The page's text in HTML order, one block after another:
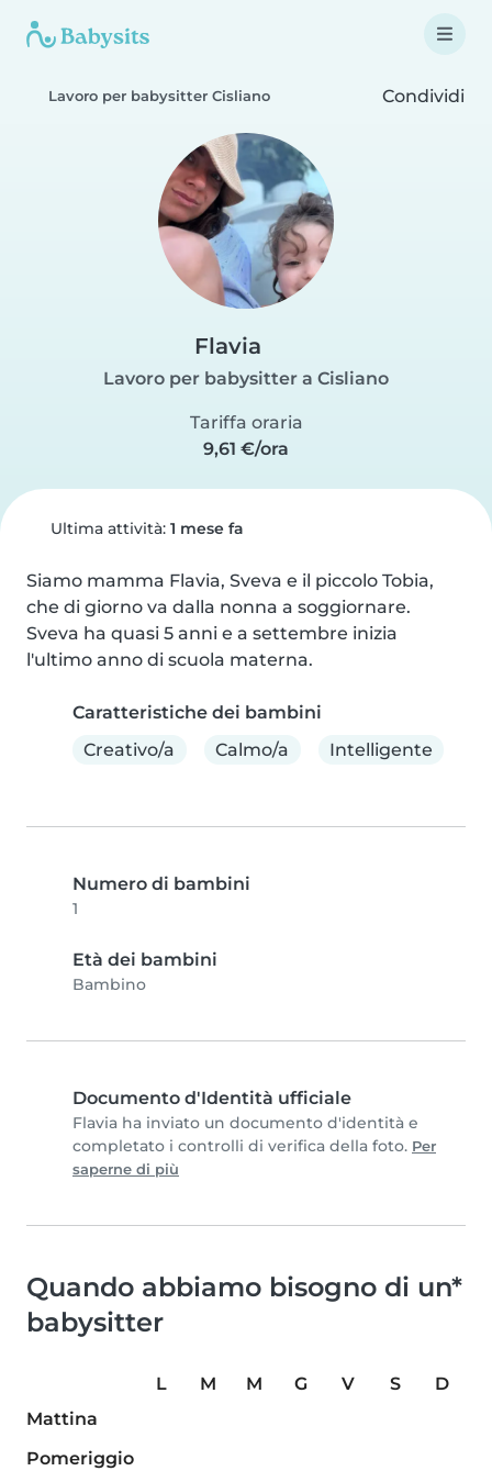
Lavoro per babysitter Cisliano Condividi
Flavia
Lavoro per babysitter a Cisliano
Tariffa oraria
9,61 €/ora
Ultima attività: 1 mese fa
Siamo mamma Flavia, Sveva e il piccolo Tobia,
che di giorno va dalla nonna a soggiornare.
Sveva ha quasi 5 anni e a settembre inizia
l'ultimo anno di scuola materna.
Caratteristiche dei bambini
Creativo/a
Calmo/a Intelligente
Numero di bambini
1
Età dei bambini
Bambino
Documento d'Identità ufficiale
Flavia ha inviato un documento d'identità e
completato i controlli di verifica della foto. Per
saperne di più
Quando abbiamo bisogno di un*
babysitter
L M M G V S
D
Mattina
Pomeriggio